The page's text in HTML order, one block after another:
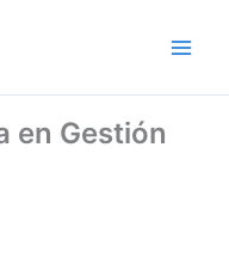
en Gestión